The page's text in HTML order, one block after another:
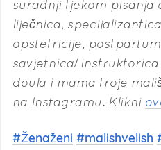
suradnji tjekom pisanja
liječnica,
opstetricije, postpartum
savjetnica/instruktorica
doula i mama troje
na Instagramu. Klikni
#Ženaženi #malishvelish